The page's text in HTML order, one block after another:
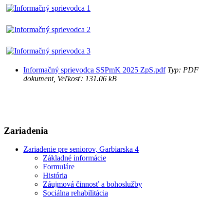
Informačný sprievodca SSPmK 2025 ZpS.pdf Typ: PDF
dokument, Veľkosť: 131.06 kB
Zariadenia
Zariadenie pre seniorov, Garbiarska 4
Základné informácie
Formuláre
História
Záujmová činnosť a bohoslužby
Sociálna rehabilitácia